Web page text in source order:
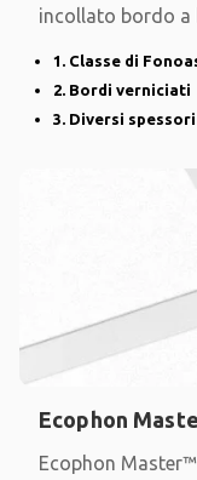
incollato bordo
1. Classe di
2. Bordi verniciati
3. Diversi
Ecophon
Ecophon